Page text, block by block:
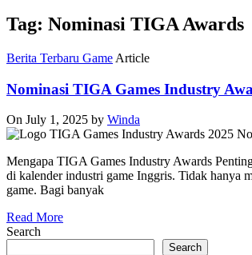
Tag: Nominasi TIGA Awards
Berita Terbaru Game Article
Nominasi TIGA Games Industry
On July 1, 2025 by Winda
Mengapa TIGA Games Industry Awards
di kalender industri game Inggris. Tidak hanya
game. Bagi banyak
Read More
Search
Search